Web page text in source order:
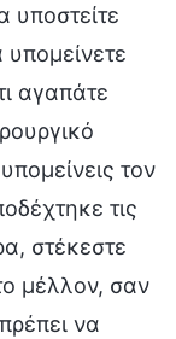
υποστείτε
υπομείνετε
αγαπάτε
τον
τις
στέκεστε
μέλλον, σαν
να